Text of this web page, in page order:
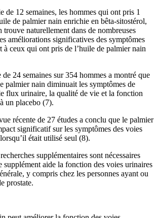
de 12 semaines, les hommes qui ont pris 1
de palmier nain enrichie en bêta-sitostérol,
trouve naturellement dans de nombreuses
améliorations significatives des symptômes
à ceux qui ont pris de l’huile de palmier nain
24 semaines sur 354 hommes a montré que
palmier nain diminuait les symptômes de
flux urinaire, la qualité de vie et la fonction
un placebo (7).
récente de 27 études a conclu que le palmier
significatif sur les symptômes des voies
était utilisé seul (8).
supplémentaires sont nécessaires
supplément aide la fonction des voies urinaires
y compris chez les personnes ayant ou
prostate.